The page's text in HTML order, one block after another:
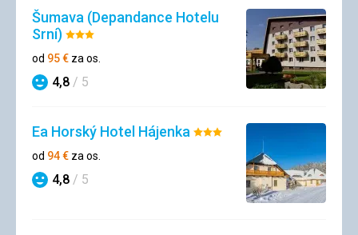
Šumava (Depandance Hotelu
Srní)Hodnotenie:
3/5
od 95€ za os.
Hodnotenie
4,8 / 5
Ea Horský Hotel Hájenka Hodnotenie:
od 94€ za os.
Hodnotenie
4,8 / 5